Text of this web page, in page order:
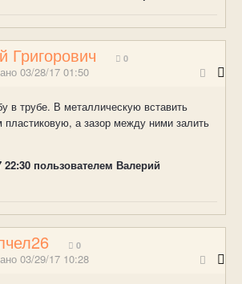
Григорович 0
03/28/17 01:50
в трубе. В металлическую вставить
а зазор между ними залить
22:30 пользователем Валерий
0
03/29/17 10:28